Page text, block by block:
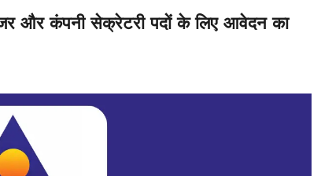
और कंपनी सेक्रेटरी पदों के लिए आवेदन का